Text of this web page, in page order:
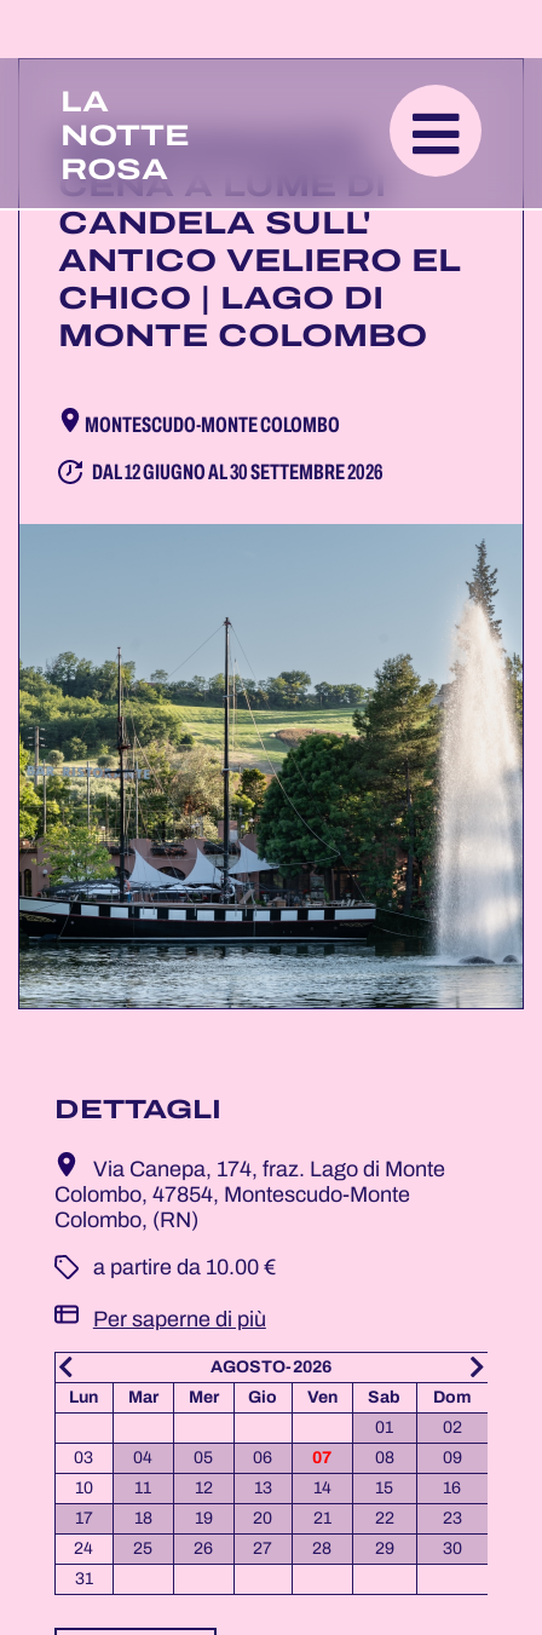
LA
NOTTE
ROSA
EMOZIONANTE
CENA A LUME DI
CANDELA SULL'
ANTICO VELIERO EL
CHICO | LAGO DI
MONTE COLOMBO
MONTESCUDO-MONTE COLOMBO
DAL 12 GIUGNO AL 30 SETTEMBRE 2026
DETTAGLI
Via Canepa, 174, fraz. Lago di Monte
Colombo, 47854, Montescudo-Monte
Colombo, (RN)
­ a partire da 10.00 €
Per saperne di più
AGOSTO-2026
Lun
Mar Mer Gio Ven Sab
Dom
01
02
03
04 05 06 07 08
09
10
11 12 13 14 15
16
17
18 19 20 21 22
23
24
25 26 27 28 29
30
31